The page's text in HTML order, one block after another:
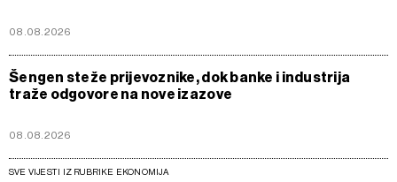
08.08.2026
Šengen steže prijevoznike, dok banke i industrija
traže odgovore na nove izazove
08.08.2026
SVE VIJESTI IZ RUBRIKE EKONOMIJA